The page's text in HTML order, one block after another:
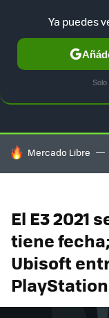
HOY SE HABLA DE
Mercado Libre
El E3 2021
tiene
Ubisoft
Ya puedes
Solo